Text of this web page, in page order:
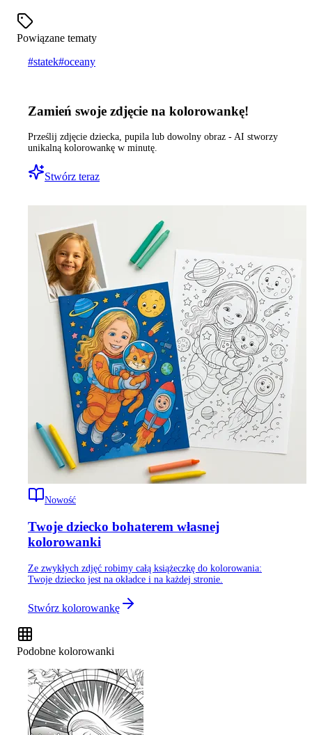
Powiązane tematy
#statek#oceany
Zamień swoje zdjęcie na kolorowankę!
Prześlij zdjęcie dziecka, pupila lub dowolny obraz - AI stworzy
unikalną kolorowankę w minutę.
Stwórz teraz
Nowość
Twoje dziecko bohaterem własnej
kolorowanki
Ze zwykłych zdjęć robimy całą książeczkę do kolorowania:
Twoje dziecko jest na okładce i na każdej stronie.
Stwórz kolorowankę
Podobne kolorowanki